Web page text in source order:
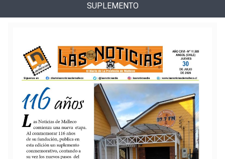
SUPLEMENTO